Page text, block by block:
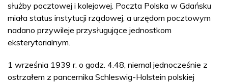
służby pocztowej i kolejowej. Poczta Polska w Gdańsku
miała status instytucji rządowej, a urzędom pocztowym
nadano przywileje przysługujące jednostkom
eksterytorialnym.
1 września 1939 r. o godz. 4.48, niemal jednocześnie z
ostrzałem z pancernika Schleswig-Holstein polskiej